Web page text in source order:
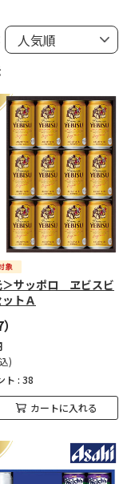
＞サッポロ ヱビスビ
トＡ
)
ト : 38
カートに入れる